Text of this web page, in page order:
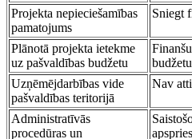
Projekta nepieciešamības
pamatojums
Sniegt
Plānotā projekta ietekme
uz pašvaldības budžetu
Uzņēmējdarbības vide
pašvaldības teritorijā
Nav
Administratīvās
procedūras un